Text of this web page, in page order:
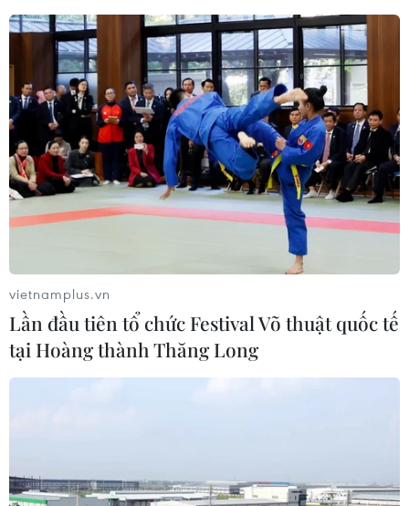
Nga công bố nguyên nhân gây ra sự cố của
31/10/2018 12:10
Giám đốc điều hành phụ trách chương trình bay của Cơ
quan Vũ trụ Nga Roscosmos, thông báo nguyên nhân
khiến tên lửa đẩy Soyuz gặp sự cố trong vụ phóng hồi
giữa tháng là do thiết bị cảm biến bị lỗi.
vietnamplus.vn
Lần đầu tiên tổ chức Festival Võ thuật quốc tế
tại Hoàng thành Thăng Long